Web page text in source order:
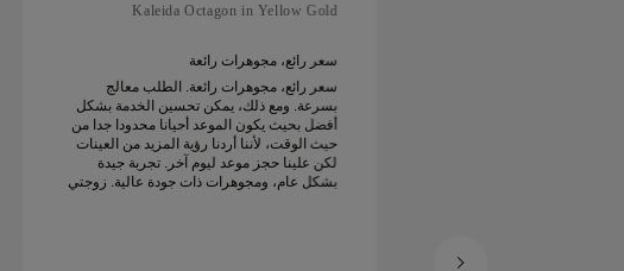
Kaleida Octagon in Yellow Gold
سعر رائع، مجوهرات رائعة
سعر رائع، مجوهرات رائعة. الطلب معالج
بسرعة. ومع ذلك، يمكن تحسين الخدمة بشكل
أفضل بحيث يكون الموعد أحيانا محدودا جدا من
حيث الوقت، لأننا أردنا رؤية المزيد من العينات
لكن علينا حجز موعد ليوم آخر. تجربة جيدة
بشكل عام، ومجوهرات ذات جودة عالية. زوجتي